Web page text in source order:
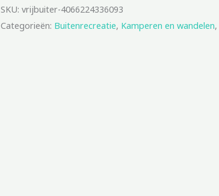
SKU: vrijbuiter-4066224336093
Categorieën: Buitenrecreatie, Kamperen en wandelen,